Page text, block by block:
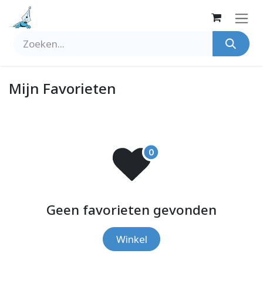
Overslaan naar inhoud
Mijn Favorieten
Geen favorieten gevonden
Winkel